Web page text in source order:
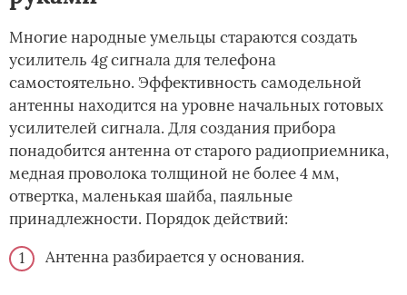
Многие народные умельцы стараются создать
усилитель 4g сигнала для телефона
самостоятельно. Эффективность самодельной
антенны находится на уровне начальных готовых
усилителей сигнала. Для создания прибора
понадобится антенна от старого радиоприемника,
медная проволока толщиной не более 4 мм,
отвертка, маленькая шайба, паяльные
принадлежности. Порядок действий:
Антенна разбирается у основания.